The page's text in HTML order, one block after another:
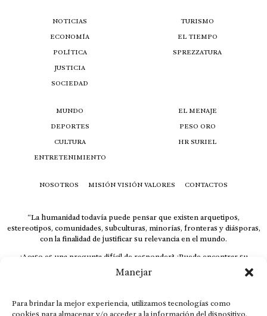
Manejar
Para brindar la mejor experiencia, utilizamos tecnologías como
NOTICIAS
ECONOMÍA
POLÍTICA
JUSTICIA
SOCIEDAD
TURISMO
EL TIEMPO
SPREZZATURA
MUNDO
DEPORTES
CULTURA
ENTRETENIMIENTO
EL MENAJE
PESO ORO
HR SURIEL
NOSOTROS MISIÓN VISIÓN VALORES CONTACTOS
“La humanidad todavía puede pensar que existen arquetipos,
estereotipos, comunidades, subculturas, minorías, fronteras y diásporas,
con la finalidad de justificar su relevancia en el mundo.
¿Acaso es una pregunta difícil de responder? ¿Puede encontrar su
respuesta al instante, otorgando al receptor cuestionado espacio y
velocidad suficiente para responder correctamente? De no ser así, el que
El concepto de familia no está limitado exclusivamente a la sangre; seres